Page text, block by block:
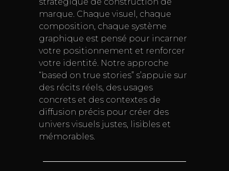
marque. Chaque visuel, chaque
composition, chaque système
graphique est pensé pour incarner
votre positionnement et renforcer
votre identité. Notre approche
“based on true stories” s’appuie sur
des récits réels, des usages
concrets et des contextes de
diffusion précis pour créer des
univers visuels justes, lisibles et
mémorables.